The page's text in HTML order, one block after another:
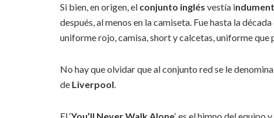
Si bien, en origen, el conjunto inglés vestía i
después, al menos en la camiseta. Fue hasta la
uniforme rojo, camisa, short y calcetas, uniforme que
No hay que olvidar que al conjunto red se le
de Liverpool.